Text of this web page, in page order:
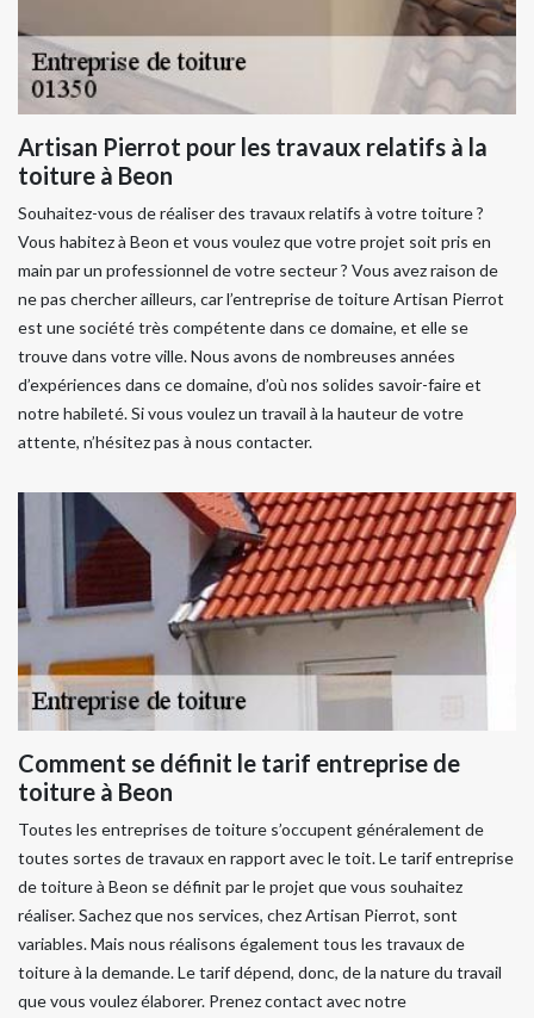
Artisan Pierrot pour les travaux relatifs à la
toiture à Beon
Souhaitez-vous de réaliser des travaux relatifs à votre toiture ?
Vous habitez à Beon et vous voulez que votre projet soit pris en
main par un professionnel de votre secteur ? Vous avez raison de
ne pas chercher ailleurs, car l’entreprise de toiture Artisan Pierrot
est une société très compétente dans ce domaine, et elle se
trouve dans votre ville. Nous avons de nombreuses années
d’expériences dans ce domaine, d’où nos solides savoir-faire et
notre habileté. Si vous voulez un travail à la hauteur de votre
attente, n’hésitez pas à nous contacter.
Comment se définit le tarif entreprise de
toiture à Beon
Toutes les entreprises de toiture s’occupent généralement de
toutes sortes de travaux en rapport avec le toit. Le tarif entreprise
de toiture à Beon se définit par le projet que vous souhaitez
réaliser. Sachez que nos services, chez Artisan Pierrot, sont
variables. Mais nous réalisons également tous les travaux de
toiture à la demande. Le tarif dépend, donc, de la nature du travail
que vous voulez élaborer. Prenez contact avec notre